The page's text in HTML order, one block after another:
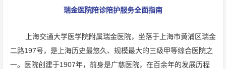
瑞金医院陪诊陪护服务全面指南
上海交通大学医学院附属瑞金医院，坐落于上海市黄浦区瑞金
二路197号，是上海历史最悠久、规模最大的三级甲等综合医院之
一。医院创建于1907年，前身是广慈医院，在百余年的发展历程